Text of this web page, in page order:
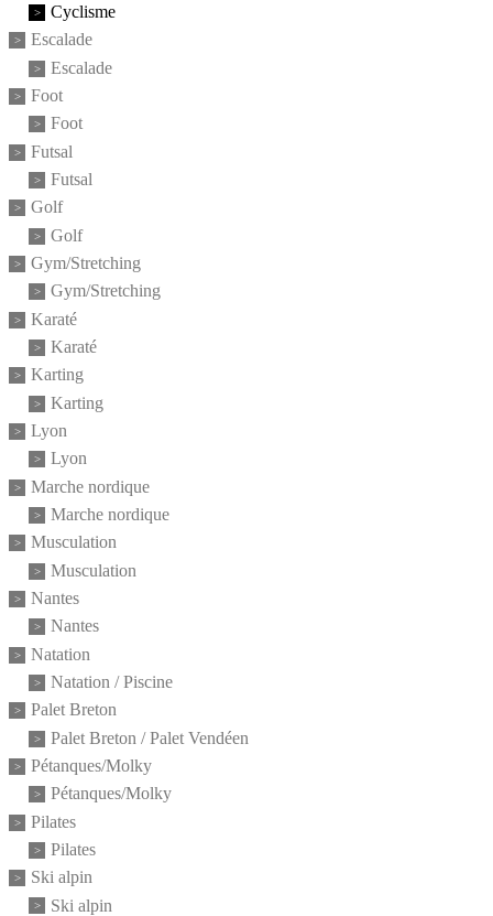
Cyclisme
Escalade
Escalade
Foot
Foot
Futsal
Futsal
Golf
Golf
Gym/Stretching
Gym/Stretching
Karaté
Karaté
Karting
Karting
Lyon
Lyon
Marche nordique
Marche nordique
Musculation
Musculation
Nantes
Nantes
Natation
Natation / Piscine
Palet Breton
Palet Breton / Palet Vendéen
Pétanques/Molky
Pétanques/Molky
Pilates
Pilates
Ski alpin
Ski alpin